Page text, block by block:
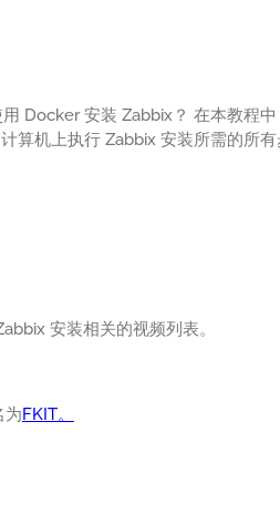
Docker 安装 Zabbix？ 在本教程
算机上执行 Zabbix 安装所需的所有
安装相关的视频列表。
为FKIT。